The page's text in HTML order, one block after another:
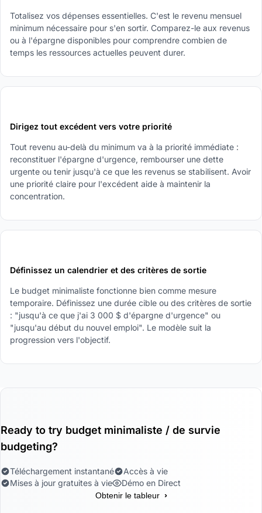
Totalisez vos dépenses essentielles. C'est le revenu mensuel
minimum nécessaire pour s'en sortir. Comparez-le aux revenus
ou à l'épargne disponibles pour comprendre combien de
temps les ressources actuelles peuvent durer.
Dirigez tout excédent vers votre priorité
Tout revenu au-delà du minimum va à la priorité immédiate :
reconstituer l'épargne d'urgence, rembourser une dette
urgente ou tenir jusqu'à ce que les revenus se stabilisent. Avoir
une priorité claire pour l'excédent aide à maintenir la
concentration.
Définissez un calendrier et des critères de sortie
Le budget minimaliste fonctionne bien comme mesure
temporaire. Définissez une durée cible ou des critères de sortie
: "jusqu'à ce que j'ai 3 000 $ d'épargne d'urgence" ou
"jusqu'au début du nouvel emploi". Le modèle suit la
progression vers l'objectif.
Ready to try budget minimaliste / de survie
budgeting?
Téléchargement instantané
Accès à vie
Mises à jour gratuites à vie
Démo en Direct
Obtenir le tableur ›